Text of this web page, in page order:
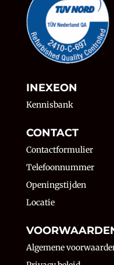
INEXEON
Kennisbank
CONTACT
Contactformulier
Telefoonnummer
Openingstijden
Locatie
Algemene